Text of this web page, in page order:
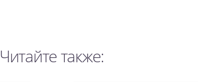
Читайте также: